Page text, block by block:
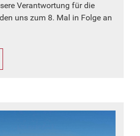
Verantwortung für die
uns zum 8. Mal in Folge an